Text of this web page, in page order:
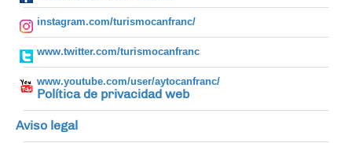
instagram.com/turismocanfranc/
www.twitter.com/turismocanfranc
www.youtube.com/user/aytocanfranc/
Política de privacidad web
Aviso legal